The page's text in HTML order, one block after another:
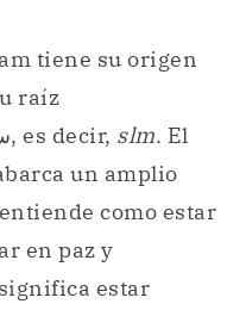
tiene su origen
raíz
triconsonántica es س ل م, es decir, slm. El
un amplio
como estar
en paz y
estar